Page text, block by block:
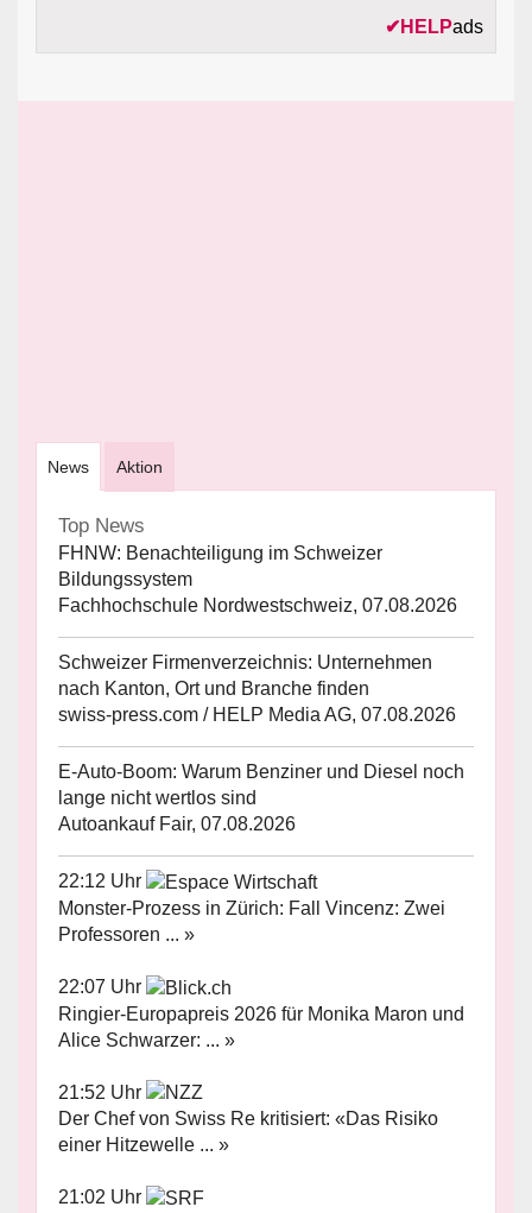
✔ HELPads
News Aktion
Top News
FHNW: Benachteiligung im Schweizer
Bildungssystem
Fachhochschule Nordwestschweiz, 07.08.2026
Schweizer Firmenverzeichnis: Unternehmen
nach Kanton, Ort und Branche finden
swiss-press.com / HELP Media AG, 07.08.2026
E-Auto-Boom: Warum Benziner und Diesel noch
lange nicht wertlos sind
Autoankauf Fair, 07.08.2026
22:12 Uhr
Monster-Prozess in Zürich: Fall Vincenz: Zwei
Professoren ... »
22:07 Uhr
Ringier-Europapreis 2026 für Monika Maron und
Alice Schwarzer: ... »
21:52 Uhr
Der Chef von Swiss Re kritisiert: «Das Risiko
einer Hitzewelle ... »
21:02 Uhr